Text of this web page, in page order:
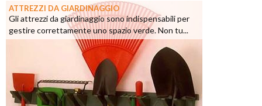
ATTREZZI DA GIARDINAGGIO
Gli attrezzi da giardinaggio sono indispensabili per
gestire correttamente uno spazio verde. Non tu...